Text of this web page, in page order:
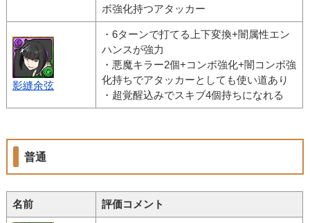
ボ強化持つアタッカー
影縫余弦
・6ターンで打てる上下変換+闇属性エン
ハンスが強力
・悪魔キラー2個+コンボ強化+闇コンボ強
化持ちでアタッカーとしても使い道あり
・超覚醒込みでスキブ4個持ちになれる
普通
名前 評価コメント